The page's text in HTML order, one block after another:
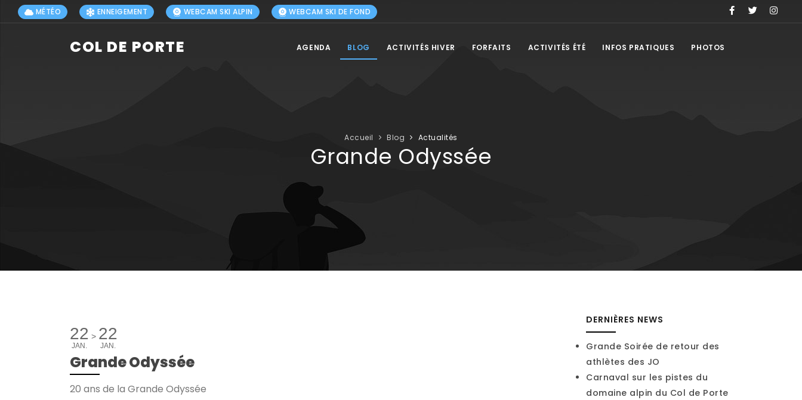
MÉTÉO ENNEIGEMENT WEBCAM SKI ALPIN WEBCAM SKI DE FOND
COL DE PORTE AGENDA BLOG ACTIVITÉS HIVER FORFAITS ACTIVITÉS ÉTÉ INFOS PRATIQUES PHOTOS
Accueil Blog Actualités
Grande Odyssée
22
JAN.
> 22
JAN.
Grande Odyssée
20 ans de la Grande Odyssée
DERNIÈRES NEWS
Grande Soirée de retour des
athlètes des JO
Carnaval sur les pistes du
domaine alpin du Col de Porte